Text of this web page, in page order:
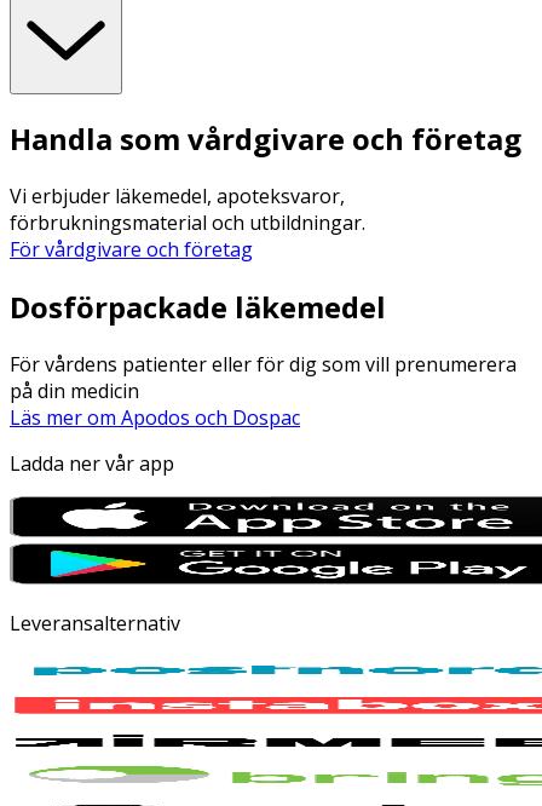
Handla som vårdgivare och företag
Vi erbjuder läkemedel, apoteksvaror,
förbrukningsmaterial och utbildningar.
För vårdgivare och företag
Dosförpackade läkemedel
För vårdens patienter eller för dig som vill prenumerera
på din medicin
Läs mer om Apodos och Dospac
Ladda ner vår app
Leveransalternativ